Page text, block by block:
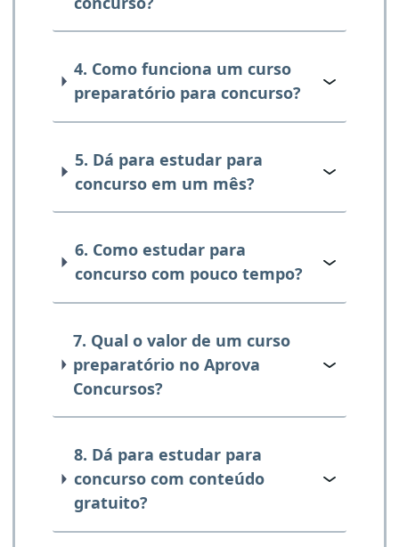
4. Como funciona um curso
preparatório para concurso?
5. Dá para estudar para
concurso em um mês?
6. Como estudar para
concurso com pouco tempo?
7. Qual o valor de um curso
preparatório no Aprova
Concursos?
8. Dá para estudar para
concurso com conteúdo
gratuito?